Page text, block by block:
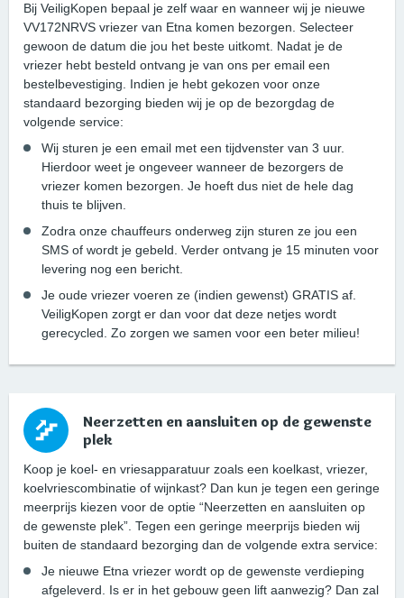
Bij VeiligKopen bepaal je zelf waar en wanneer wij je nieuwe
VV172NRVS vriezer van Etna komen bezorgen. Selecteer
gewoon de datum die jou het beste uitkomt. Nadat je de
vriezer hebt besteld ontvang je van ons per email een
bestelbevestiging. Indien je hebt gekozen voor onze
standaard bezorging bieden wij je op de bezorgdag de
volgende service:
Wij sturen je een email met een tijdvenster van 3 uur.
Hierdoor weet je ongeveer wanneer de bezorgers de
vriezer komen bezorgen. Je hoeft dus niet de hele dag
thuis te blijven.
Zodra onze chauffeurs onderweg zijn sturen ze jou een
SMS of wordt je gebeld. Verder ontvang je 15 minuten voor
levering nog een bericht.
Je oude vriezer voeren ze (indien gewenst) GRATIS af.
VeiligKopen zorgt er dan voor dat deze netjes wordt
gerecycled. Zo zorgen we samen voor een beter milieu!
Neerzetten en aansluiten op de gewenste
plek
Koop je koel- en vriesapparatuur zoals een koelkast, vriezer,
koelvriescombinatie of wijnkast? Dan kun je tegen een geringe
meerprijs kiezen voor de optie “Neerzetten en aansluiten op
de gewenste plek”. Tegen een geringe meerprijs bieden wij
buiten de standaard bezorging dan de volgende extra service:
Je nieuwe Etna vriezer wordt op de gewenste verdieping
afgeleverd. Is er in het gebouw geen lift aanwezig? Dan zal